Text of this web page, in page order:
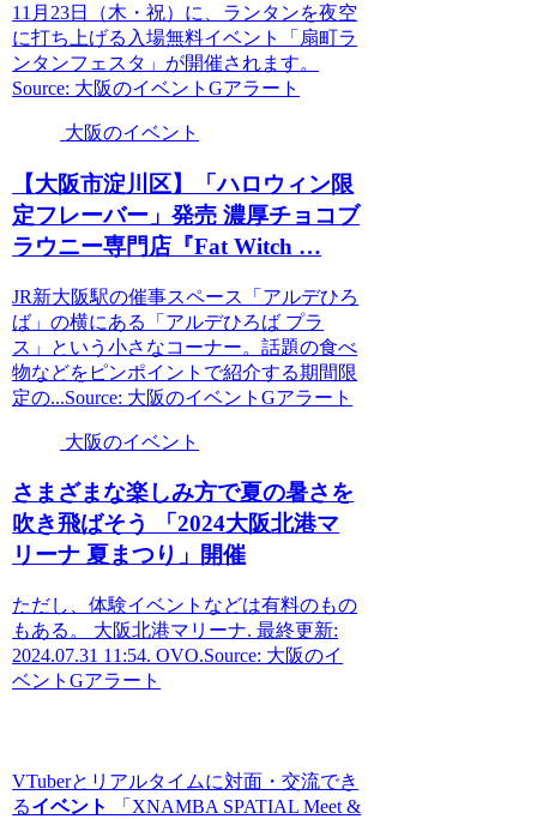
11月23日（木・祝）に、ランタンを夜空
に打ち上げる入場無料イベント「扇町ラ
ンタンフェスタ」が開催されます。
Source: 大阪のイベントGアラート
大阪のイベント
【大阪市淀川区】「ハロウィン限
定フレーバー」発売 濃厚チョコブ
ラウニー専門店『Fat Witch …
JR新大阪駅の催事スペース「アルデひろ
ば」の横にある「アルデひろば プラ
ス」という小さなコーナー。話題の食べ
物などをピンポイントで紹介する期間限
定の...Source: 大阪のイベントGアラート
大阪のイベント
さまざまな楽しみ方で夏の暑さを
吹き飛ばそう 「2024大阪北港マ
リーナ 夏まつり」開催
ただし、体験イベントなどは有料のもの
もある。 大阪北港マリーナ. 最終更新:
2024.07.31 11:54. OVO.Source: 大阪のイ
ベントGアラート
VTuberとリアルタイムに対面・交流でき
るイベント
「XNAMBA SPATIAL Meet &